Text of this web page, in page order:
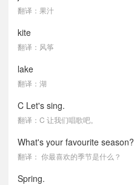
翻译：果汁
kite
翻译：风筝
lake
翻译：湖
C Let's sing.
翻译：C 让我们唱歌吧。
What's your favourite season?
翻译： 你最喜欢的季节是什么？
Spring.